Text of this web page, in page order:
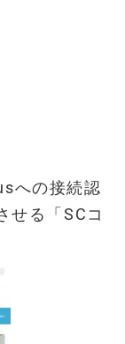
への接続認
せる「SCコ